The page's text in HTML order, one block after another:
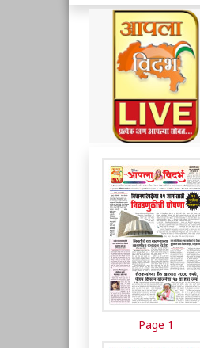
Page 1